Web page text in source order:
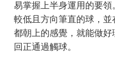
易掌握上半身運用的要
較低且方向筆直的球，
都朝上的感覺，就能做
回正通過觸球。